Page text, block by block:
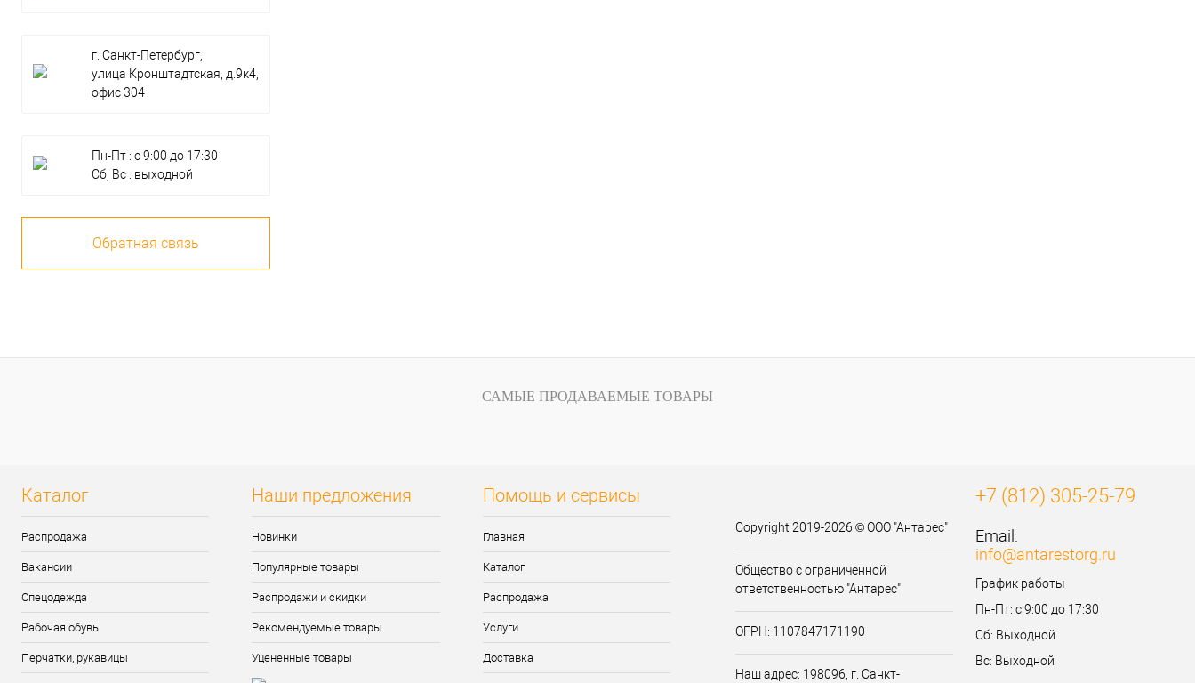
г. Санкт-Петербург,
улица Кронштадтская, д.9к4,
офис 304
Пн-Пт : с 9:00 до 17:30
Сб, Вс : выходной
Обратная связь
САМЫЕ ПРОДАВАЕМЫЕ ТОВАРЫ
Каталог
Распродажа
Вакансии
Спецодежда
Рабочая обувь
Перчатки, рукавицы
Наши предложения
Новинки
Популярные товары
Распродажи и скидки
Рекомендуемые товары
Уцененные товары
Помощь и сервисы
Главная
Каталог
Распродажа
Услуги
Доставка
Copyright 2019-2026 © ООО "Антарес"
Общество с ограниченной
ответственностью "Антарес"
ОГРН: 1107847171190
Наш адрес: 198096, г. Санкт-
+7 (812) 305-25-79
Email:
info@antarestorg.ru
График работы
Пн-Пт: с 9:00 до 17:30
Сб: Выходной
Вс: Выходной